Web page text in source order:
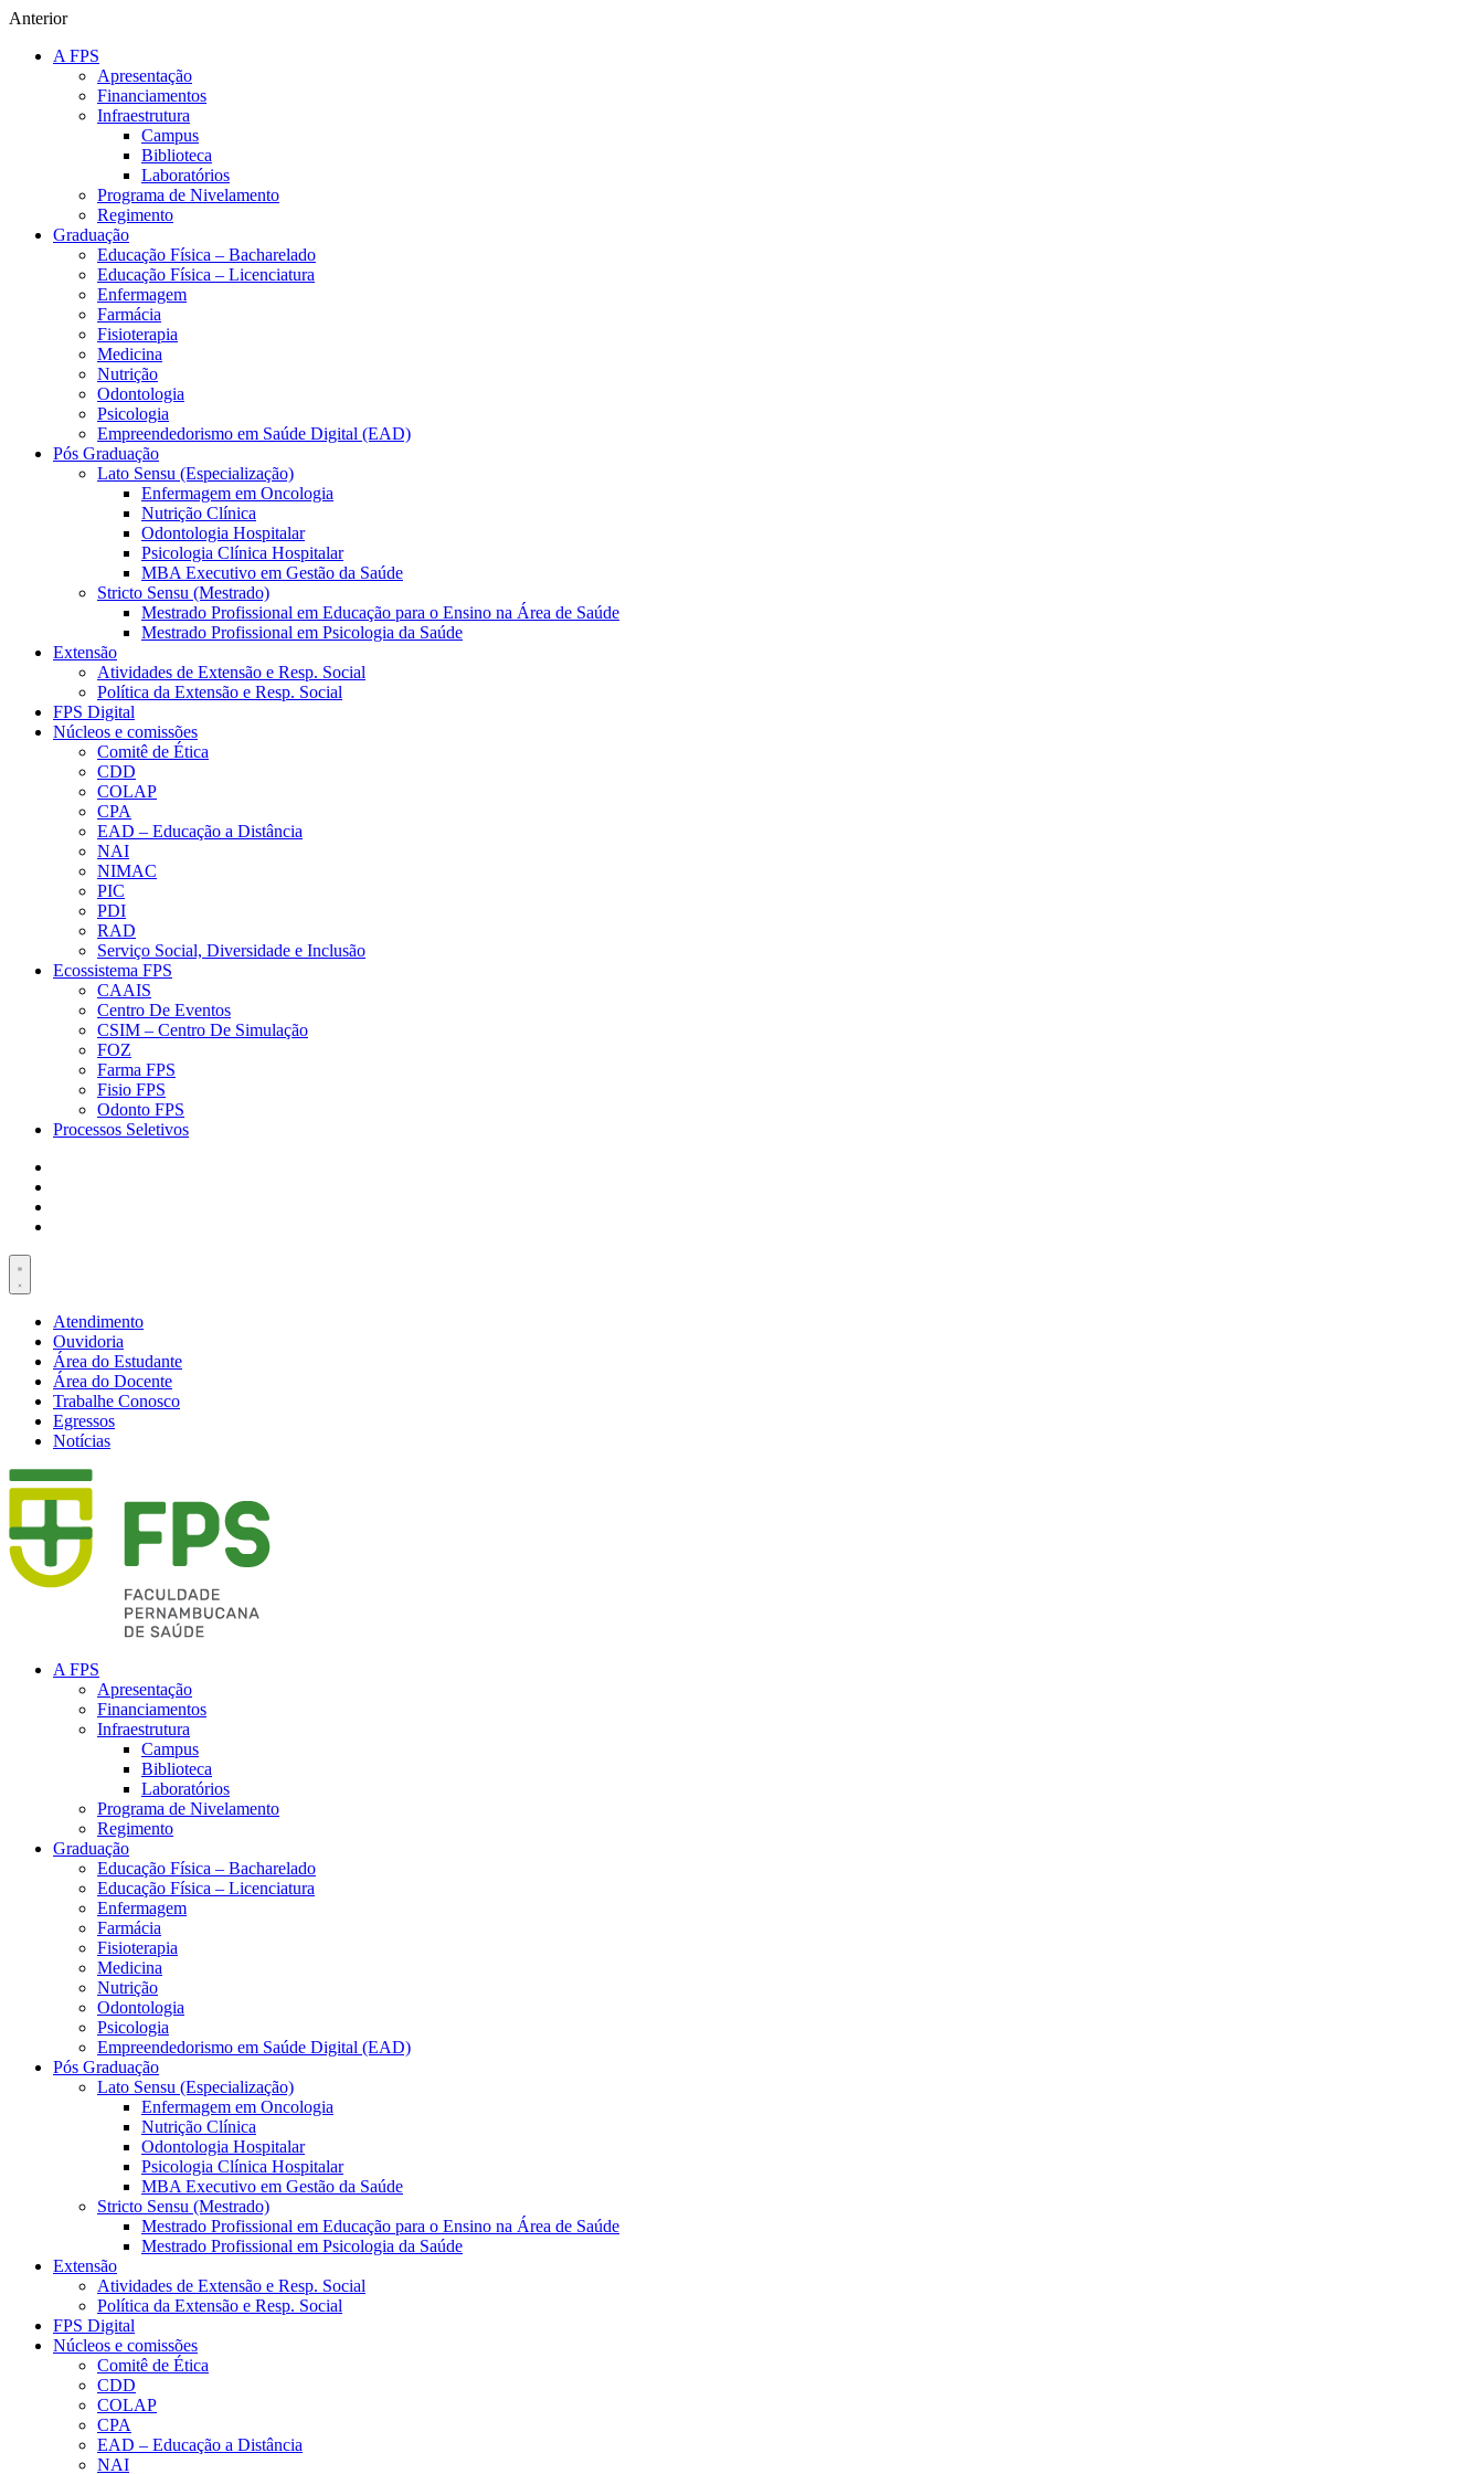
Anterior
A FPS
Apresentação
Financiamentos
Infraestrutura
Campus
Biblioteca
Laboratórios
Programa de Nivelamento
Regimento
Graduação
Educação Física – Bacharelado
Educação Física – Licenciatura
Enfermagem
Farmácia
Fisioterapia
Medicina
Nutrição
Odontologia
Psicologia
Empreendedorismo em Saúde Digital (EAD)
Pós Graduação
Lato Sensu (Especialização)
Enfermagem em Oncologia
Nutrição Clínica
Odontologia Hospitalar
Psicologia Clínica Hospitalar
MBA Executivo em Gestão da Saúde
Stricto Sensu (Mestrado)
Mestrado Profissional em Educação para o Ensino na Área de Saúde
Mestrado Profissional em Psicologia da Saúde
Extensão
Atividades de Extensão e Resp. Social
Política da Extensão e Resp. Social
FPS Digital
Núcleos e comissões
Comitê de Ética
CDD
COLAP
CPA
EAD – Educação a Distância
NAI
NIMAC
PIC
PDI
RAD
Serviço Social, Diversidade e Inclusão
Ecossistema FPS
CAAIS
Centro De Eventos
CSIM – Centro De Simulação
FOZ
Farma FPS
Fisio FPS
Odonto FPS
Processos Seletivos
Atendimento
Ouvidoria
Área do Estudante
Área do Docente
Trabalhe Conosco
Egressos
Notícias
A FPS
Apresentação
Financiamentos
Infraestrutura
Campus
Biblioteca
Laboratórios
Programa de Nivelamento
Regimento
Graduação
Educação Física – Bacharelado
Educação Física – Licenciatura
Enfermagem
Farmácia
Fisioterapia
Medicina
Nutrição
Odontologia
Psicologia
Empreendedorismo em Saúde Digital (EAD)
Pós Graduação
Lato Sensu (Especialização)
Enfermagem em Oncologia
Nutrição Clínica
Odontologia Hospitalar
Psicologia Clínica Hospitalar
MBA Executivo em Gestão da Saúde
Stricto Sensu (Mestrado)
Mestrado Profissional em Educação para o Ensino na Área de Saúde
Mestrado Profissional em Psicologia da Saúde
Extensão
Atividades de Extensão e Resp. Social
Política da Extensão e Resp. Social
FPS Digital
Núcleos e comissões
Comitê de Ética
CDD
COLAP
CPA
EAD – Educação a Distância
NAI